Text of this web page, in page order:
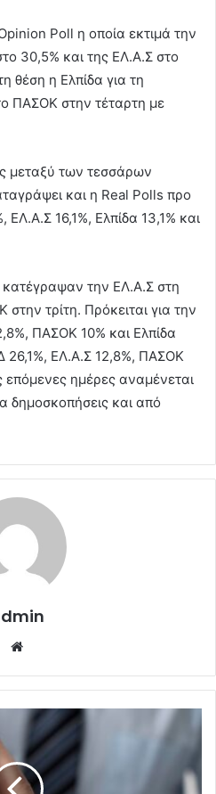
Poll η οποία εκτιμά την
30,5% και της ΕΛ.Α.Σ στο
θέση η Ελπίδα για τη
ΠΑΣΟΚ στην τέταρτη με
μεταξύ των τεσσάρων
και η Real Polls προ
16,1%, Ελπίδα 13,1% και
την ΕΛ.Α.Σ στη
τρίτη. Πρόκειται για την
ΠΑΣΟΚ 10% και Ελπίδα
26,1%, ΕΛ.Α.Σ 12,8%, ΠΑΣΟΚ
επόμενες ημέρες αναμένεται
δημοσκοπήσεις και από